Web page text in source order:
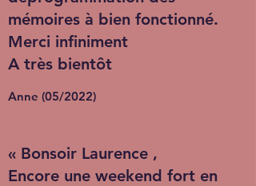
mémoires à bien fonctionné.
Merci infiniment
A très bientôt
Anne (05/2022)
« Bonsoir Laurence ,
Encore une weekend fort en